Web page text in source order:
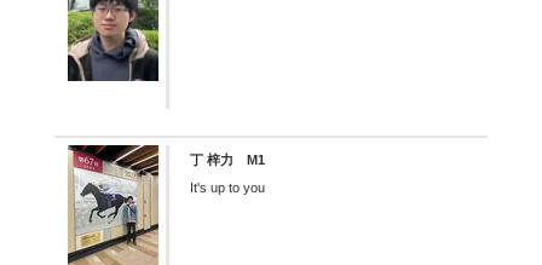
丁 梓力 M1
It's up to you